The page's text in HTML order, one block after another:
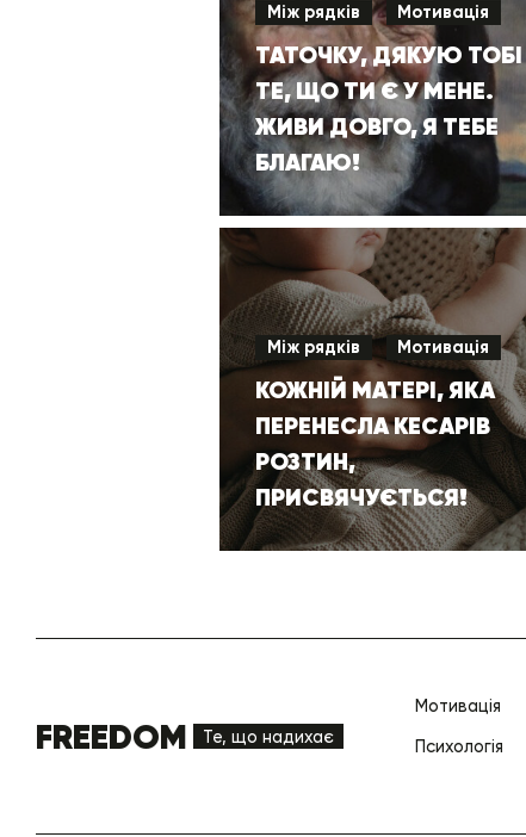
Між рядків Мотивація
ТАТОЧКУ, ДЯКУЮ ТОБІ
ТЕ, ЩО ТИ Є У МЕНЕ.
ЖИВИ ДОВГО, Я ТЕБЕ
БЛАГАЮ!
Між рядків Мотивація
КОЖНІЙ МАТЕРІ, ЯКА
ПЕРЕНЕСЛА КЕСАРІВ
РОЗТИН,
ПРИСВЯЧУЄТЬСЯ!
FREEDOM Те, що надихає
Мотивація
Психологія